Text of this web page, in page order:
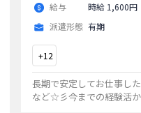
給与
時給 1,600円
派遣形態 有期
+12
長期で安定してお仕事し
など☆彡今までの経験活